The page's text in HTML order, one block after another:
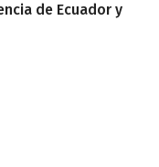
de Ecuador y